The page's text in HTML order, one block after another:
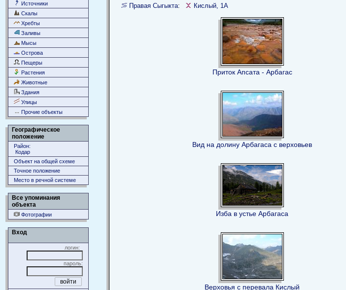
Источники
Скалы
Хребты
Заливы
Мысы
Острова
Пещеры
Растения
Животные
Здания
Улицы
Прочие объекты
Географическое
положение
Район:
Кодар
Объект на общей схеме
Точное положение
Место в речной системе
Все упоминания
объекта
Фотографии
Вход
логин:
пароль:
Правая Сыгыкта: Кислый, 1А
Приток Апсата - Арбагас
Вид на долину Арбагаса с верховьев
Изба в устье Арбагаса
Верховья с перевала Кислый